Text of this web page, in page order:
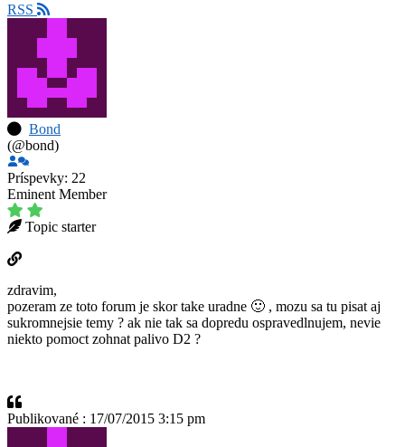
RSS
Bond
(@bond)
Príspevky: 22
Eminent Member
Topic starter
zdravim,
pozeram ze toto forum je skor take uradne 🙂 , mozu sa tu pisat aj
sukromnejsie temy ? ak nie tak sa dopredu ospravedlnujem, nevie
niekto pomoct zohnat palivo D2 ?
Publikované : 17/07/2015 3:15 pm